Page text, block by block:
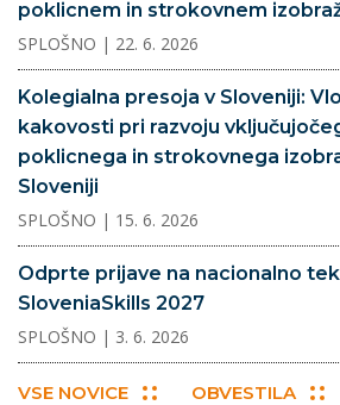
poklicnem in strokovnem
SPLOŠNO | 22. 6. 2026
Kolegialna presoja v Sloveniji:
kakovosti pri razvoju
poklicnega in strokovnega
Sloveniji
SPLOŠNO | 15. 6. 2026
Odprte prijave na nacionalno
SloveniaSkills 2027
SPLOŠNO | 3. 6. 2026
VSE NOVICE OBVESTILA